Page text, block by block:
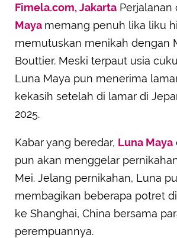
Fimela.com, Jakarta Perjalanan
Maya memang penuh lika liku
memutuskan menikah dengan
Bouttier. Meski terpaut usia
Luna Maya pun menerima
kekasih setelah di lamar di
2025.
Kabar yang beredar, Luna Maya
pun akan menggelar
Mei. Jelang pernikahan, Luna
membagikan beberapa potret
ke Shanghai, China bersama
perempuannya.